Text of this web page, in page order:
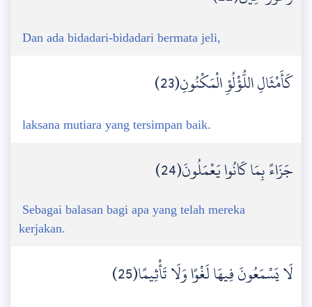
Dan ada bidadari-bidadari bermata jeli,
كَأَمْثَالِ اللُّؤْلُؤِ الْمَكْنُونِ(23)
laksana mutiara yang tersimpan baik.
جَزَاءً بِمَا كَانُوا يَعْمَلُونَ(24)
Sebagai balasan bagi apa yang telah mereka
kerjakan.
لَا يَسْمَعُونَ فِيهَا لَغْوًا وَلَا تَأْثِيمًا(25)